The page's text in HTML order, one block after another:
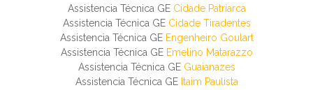
Assistencia Técnica GE Cidade Patriarca
Assistencia Técnica GE Cidade Tiradentes
Assistencia Técnica GE Engenheiro Goulart
Assistencia Técnica GE Emelino Matarazzo
Assistencia Técnica GE Guaianazes
Assistencia Técnica GE Itaim Paulista